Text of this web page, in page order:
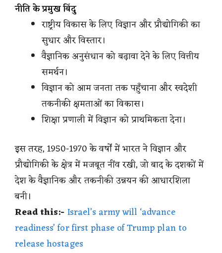
नीति के प्रमुख बिंदु
राष्ट्रीय विकास के लिए विज्ञान और प्रौद्योगिकी का
सुधार और विस्तार।
वैज्ञानिक अनुसंधान को बढ़ावा देने के लिए वित्तीय
समर्थन।
विज्ञान को आम जनता तक पहुँचाना और स्वदेशी
तकनीकी क्षमताओं का विकास।
शिक्षा प्रणाली में विज्ञान को प्राथमिकता देना।
इस तरह, 1950-1970 के वर्षों में भारत ने विज्ञान और
प्रौद्योगिकी के क्षेत्र में मजबूत नींव रखी, जो बाद के दशकों में
देश के वैज्ञानिक और तकनीकी उन्नयन की आधारशिला
बनी।
Read this:-Israel’s army will ‘advance
readiness’ for first phase of Trump plan to
release hostages